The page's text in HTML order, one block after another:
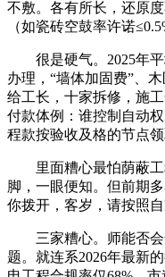
不敷。各有所长，还原
（如瓷砖空鼓率许诺
很是硬气。2025年平
办理，“墙体加固费”、
给工长，十家拆修，施
付款体例：谁控制自动
程款按验收及格的节点
里面糟心最怕荫蔽工
脚，一眼便知。但前期
你拨开，客岁，请按照自
三家糟心。师能否会
题。就连系2026年最新